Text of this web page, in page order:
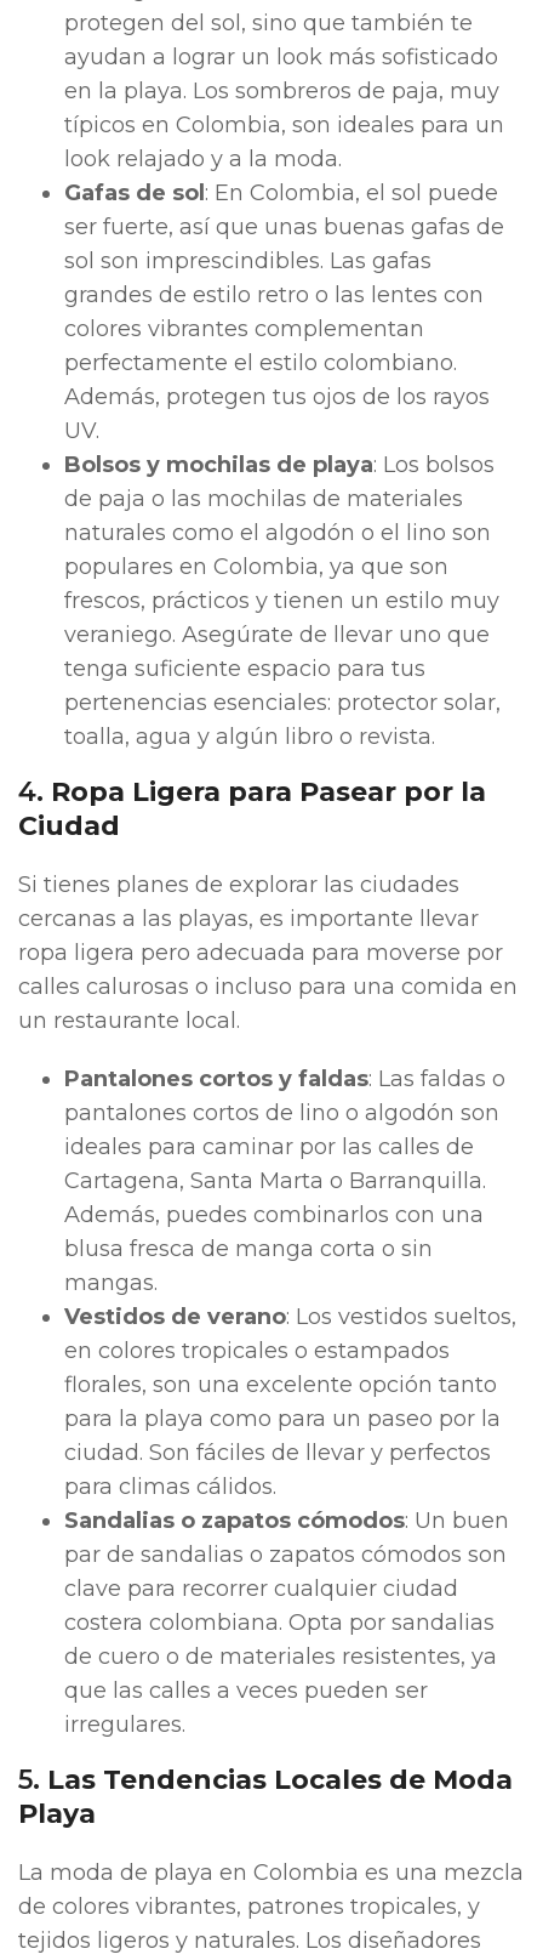
protegen del sol, sino que también te
ayudan a lograr un look más sofisticado
en la playa. Los sombreros de paja, muy
típicos en Colombia, son ideales para un
look relajado y a la moda.
Gafas de sol : En Colombia, el sol puede
ser fuerte, así que unas buenas gafas de
sol son imprescindibles. Las gafas
grandes de estilo retro o las lentes con
colores vibrantes complementan
perfectamente el estilo colombiano.
Además, protegen tus ojos de los rayos
UV.
Bolsos y mochilas de playa: Los bolsos
de paja o las mochilas de materiales
naturales como el algodón o el lino son
populares en Colombia, ya que son
frescos, prácticos y tienen un estilo muy
veraniego. Asegúrate de llevar uno que
tenga suficiente espacio para tus
pertenencias esenciales: protector solar,
toalla, agua y algún libro o revista.
4. Ropa Ligera para Pasear por la
Ciudad
Si tienes planes de explorar las ciudades
cercanas a las playas, es importante llevar
ropa ligera pero adecuada para moverse por
calles calurosas o incluso para una comida en
un restaurante local.
Pantalones cortos y faldas: Las faldas o
pantalones cortos de lino o algodón son
ideales para caminar por las calles de
Cartagena, Santa Marta o Barranquilla.
Además, puedes combinarlos con una
blusa fresca de manga corta o sin
mangas.
Vestidos de verano: Los vestidos sueltos,
en colores tropicales o estampados
florales, son una excelente opción tanto
para la playa como para un paseo por la
ciudad. Son fáciles de llevar y perfectos
para climas cálidos.
Sandalias o zapatos cómodos: Un buen
par de sandalias o zapatos cómodos son
clave para recorrer cualquier ciudad
costera colombiana. Opta por sandalias
de cuero o de materiales resistentes, ya
que las calles a veces pueden ser
irregulares.
5. Las Tendencias Locales de Moda
Playa
La moda de playa en Colombia es una mezcla
de colores vibrantes, patrones tropicales, y
tejidos ligeros y naturales. Los diseñadores